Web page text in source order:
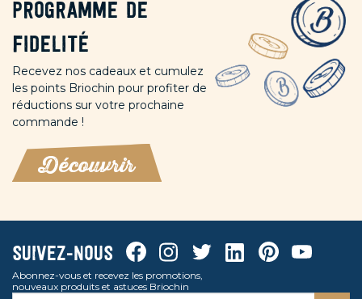
Programme de
fidelité
Recevez nos cadeaux et cumulez
les points Briochin pour profiter de
réductions sur votre prochaine
commande !
Découvrir
Suivez-nous FacebookInstagramTwitterLinkedinPinterestYoutube
Abonnez-vous et recevez les promotions,
nouveaux produits et astuces Briochin